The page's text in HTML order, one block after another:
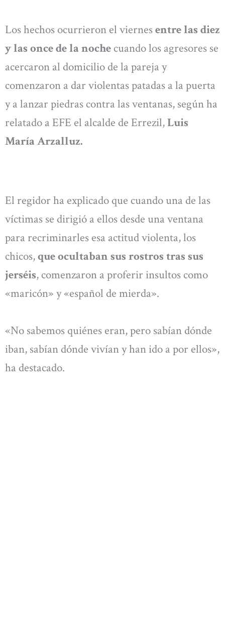
Los hechos ocurrieron el viernesentre las diez
y las once de la noche cuando los agresores se
acercaron al domicilio de la pareja y
comenzaron a dar violentas patadas a la puerta
y a lanzar piedras contra las ventanas, según ha
relatado a EFE el alcalde de Errezil,Luis
María Arzalluz.
El regidor ha explicado que cuando una de las
víctimas se dirigió a ellos desde una ventana
para recriminarles esa actitud violenta, los
chicos,que ocultaban sus rostros tras sus
jerséis, comenzaron a proferir insultos como
«maricón» y «español de mierda».
«No sabemos quiénes eran, pero sabían dónde
iban, sabían dónde vivían y han ido a por ellos»,
ha destacado.